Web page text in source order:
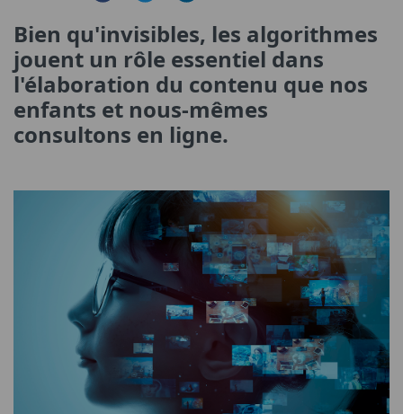
Bien qu'invisibles, les algorithmes
jouent un rôle essentiel dans
l'élaboration du contenu que nos
enfants et nous-mêmes
consultons en ligne.